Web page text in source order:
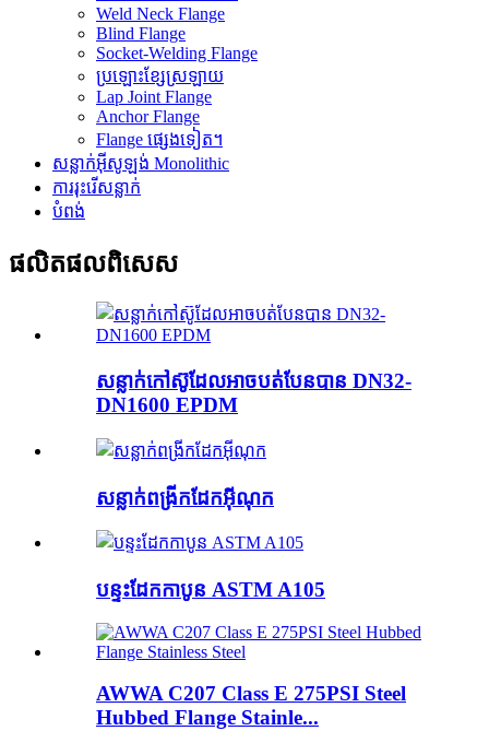
Weld Neck Flange
Blind Flange
Socket-Welding Flange
ប្រឡោះខ្សែស្រឡាយ
Lap Joint Flange
Anchor Flange
Flange ផ្សេងទៀត។
សន្លាក់អ៊ីសូឡង់ Monolithic
ការរុះរើសន្លាក់
បំពង់
ផលិតផលពិសេស
សន្លាក់កៅស៊ូដែលអាចបត់បែនបាន DN32-
DN1600 EPDM
សន្លាក់ពង្រីកដែកអ៊ីណុក
បន្ទះដែកកាបូន ASTM A105
AWWA C207 Class E 275PSI Steel
Hubbed Flange Stainle...